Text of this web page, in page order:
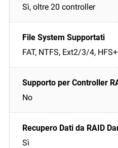
Sì, oltre 20 controller
FAT, NTFS, Ext2/3/4, HFS+
No
Sì